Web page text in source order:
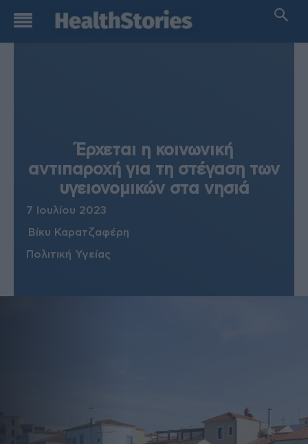
Έρχεται η κοινωνική
αντιπαροχή για τη στέγαση των
υγειονομικών στα νησιά
7 Ιουλίου 2023
Βίκυ Καρατζαφέρη
Πολιτική Υγείας